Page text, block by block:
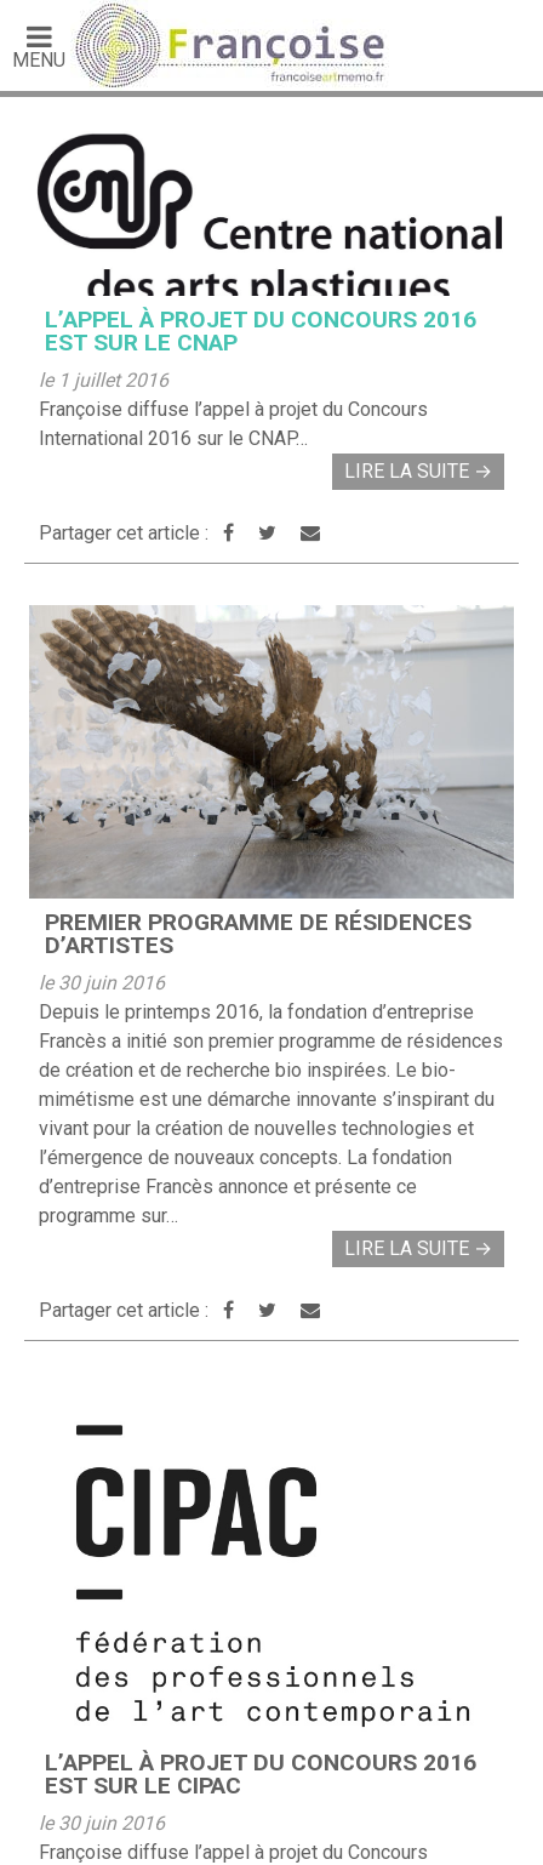
MENU
L’APPEL À PROJET DU CONCOURS 2016
EST SUR LE CNAP
le 1 juillet 2016
Françoise diffuse l’appel à projet du Concours
International 2016 sur le CNAP…
LIRE LA SUITE →
Partager cet article :
PREMIER PROGRAMME DE RÉSIDENCES
D’ARTISTES
le 30 juin 2016
Depuis le printemps 2016, la fondation d’entreprise
Francès a initié son premier programme de résidences
de création et de recherche bio inspirées. Le bio-
mimétisme est une démarche innovante s’inspirant du
vivant pour la création de nouvelles technologies et
l’émergence de nouveaux concepts. La fondation
d’entreprise Francès annonce et présente ce
programme sur…
LIRE LA SUITE →
Partager cet article :
L’APPEL À PROJET DU CONCOURS 2016
EST SUR LE CIPAC
le 30 juin 2016
Françoise diffuse l’appel à projet du Concours